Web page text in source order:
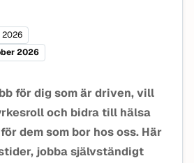
2026
2026
för dig som är driven, vill
och bidra till hälsa
dem som bor hos oss. Här
jobba självständigt